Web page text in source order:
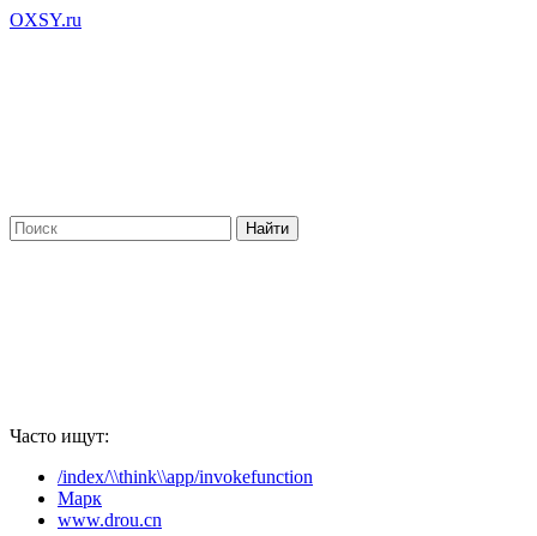
OXSY.ru
Часто ищут:
/index/\\think\\app/invokefunction
Марк
www.drou.cn